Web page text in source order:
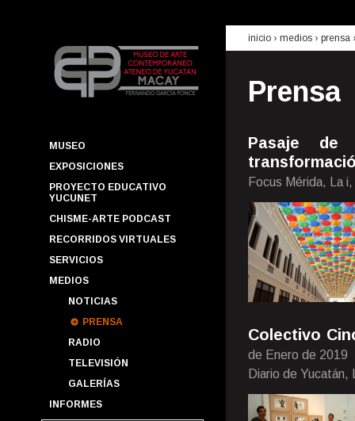
MUSEO
EXPOSICIONES
PROYECTO EDUCATIVO
YUCUNET
CHISME-ARTE PODCAST
RECORRIDOS VIRTUALES
SERVICIOS
MEDIOS
NOTICIAS
PRENSA
RADIO
TELEVISIÓN
GALERÍAS
INFORMES
inicio › medios › prensa
Prensa
Pasaje
Focus Mérida, La
Colectivo
de Enero de 2019
Diario de Yucatán,